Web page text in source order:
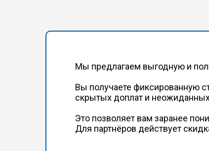
Мы предлагаем выгодную и
Вы получаете фиксированную
скрытых доплат и
Это позволяет вам заранее
Для партнёров действует